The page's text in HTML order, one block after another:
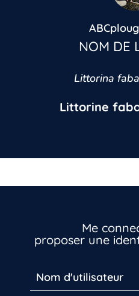
NOM DE
Littorina
Littorine
Me
proposer une